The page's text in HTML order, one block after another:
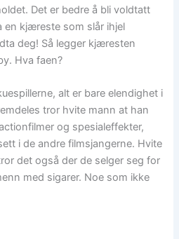
Det er bedre å bli voldtatt
en kjæreste som slår ihjel
deg! Så legger kjæresten
Hva faen?
alt er bare elendighet i
tror hvite mann at han
og spesialeffekter,
i de andre filmsjangerne. Hvite
det også der de selger seg for
med sigarer. Noe som ikke